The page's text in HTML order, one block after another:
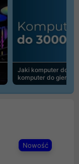
Jaki komputer do
komputer do gier |
Nowość